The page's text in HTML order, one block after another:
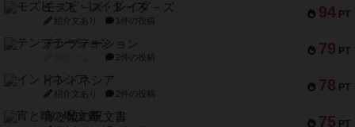
94 PT
モズビ－ズ・レイダ－ズ
紹介文あり 1件の投稿
79 PT
テンプテーション
2件の投稿
78 PT
インドネシア
紹介文あり 2件の投稿
75 PT
宵と暁の呪文書